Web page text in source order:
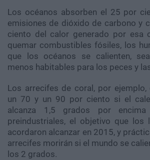
Los océanos absorben el 25 por
emisiones de dióxido de carbono y
ciento del calor generado por esa
quemar combustibles fósiles, los
que los océanos se calienten,
menos habitables para los peces y
Los arrecifes de coral, por ejemplo,
un 70 y un 90 por ciento si el
alcanza 1,5 grados por
preindustriales, el objetivo que los
acordaron alcanzar en 2015, y
arrecifes morirán si el mundo se
los 2 grados.